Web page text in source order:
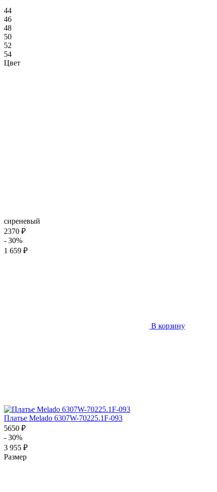
44
46
48
50
52
54
Цвет
сиреневый
2370 ₽
- 30%
1 659 ₽
В корзину
Платье Melado 6307W-70225.1F-093
5650 ₽
- 30%
3 955 ₽
Размер